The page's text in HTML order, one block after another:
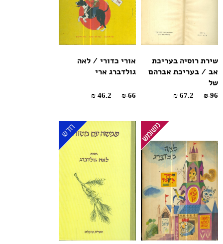
שירת רוסיה בעריכת
אב / בעריכת אברהם
של
96 ₪
אורי כדורי / לאה
גולדברג ארי
66 ₪